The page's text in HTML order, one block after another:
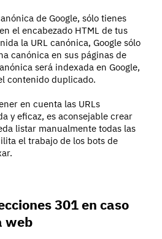
de Google, sólo tienes
el encabezado HTML de tus
la URL canónica, Google sólo
canónica en sus páginas de
será indexada en Google,
contenido duplicado.
en cuenta las URLs
y eficaz, es aconsejable crear
listar manualmente todas las
el trabajo de los bots de
301 en caso
web